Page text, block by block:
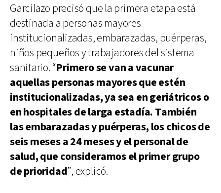
Garcilazo precisó que la primera etapa está
destinada a personas mayores
institucionalizadas, embarazadas, puérperas,
niños pequeños y trabajadores del sistema
sanitario. “Primero se van a vacunar
aquellas personas mayores que estén
institucionalizadas, ya sea en geriátricos o
en hospitales de larga estadía. También
las embarazadas y puérperas, los chicos de
seis meses a 24 meses y el personal de
salud, que consideramos el primer grupo
de prioridad”, explicó.